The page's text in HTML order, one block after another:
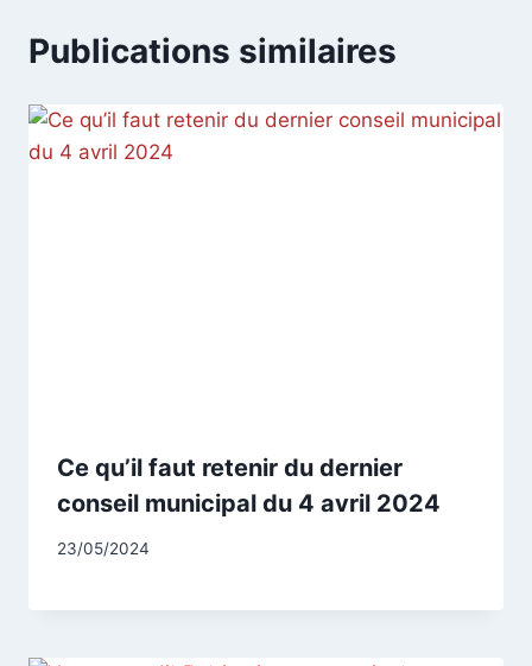
Publications similaires
Ce qu’il faut retenir du dernier
conseil municipal du 4 avril 2024
Par
23/05/2024